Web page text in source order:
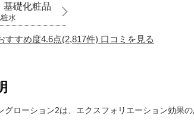
基礎化粧品
水
すすめ度4.6点(2,817件) 口コミを見る
グローション2は、エクスフォリエーション効果